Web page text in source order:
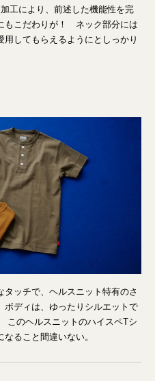
工により、前述した機能性を完
もこだわりが！ ネック部分には
してもらえるようにとしっかり
ッチで、ヘルスニット特有のさ
ボディは、ゆったりシルエットで
このヘルスニットのハイスペTシ
ること間違いない。